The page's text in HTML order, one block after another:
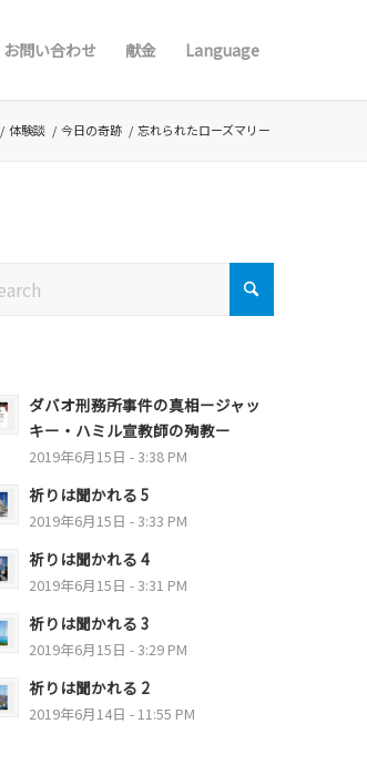
お問い合わせ 献金 Language
/ 体験談 / 今日の奇跡 / 忘れられたローズマリー
ダバオ刑務所事件の真相ージャッ
キー・ハミル宣教師の殉教ー
2019年6月15日 - 3:38 PM
祈りは聞かれる 5
2019年6月15日 - 3:33 PM
祈りは聞かれる 4
2019年6月15日 - 3:31 PM
祈りは聞かれる 3
2019年6月15日 - 3:29 PM
祈りは聞かれる 2
2019年6月14日 - 11:55 PM